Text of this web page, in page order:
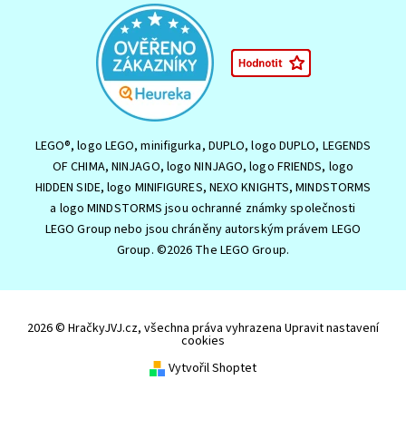
LEGO®, logo LEGO, minifigurka, DUPLO, logo DUPLO, LEGENDS
OF CHIMA, NINJAGO, logo NINJAGO, logo FRIENDS, logo
HIDDEN SIDE, logo MINIFIGURES, NEXO KNIGHTS, MINDSTORMS
a logo MINDSTORMS jsou ochranné známky společnosti
LEGO Group nebo jsou chráněny autorským právem LEGO
Group. ©2026 The LEGO Group.
2026 © HračkyJVJ.cz, všechna práva vyhrazena Upravit nastavení
cookies
Vytvořil Shoptet